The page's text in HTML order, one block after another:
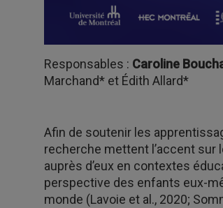
Responsables : Caroline
Marchand* et Édith Allard*
Afin de soutenir les
recherche mettent l’accent sur
auprès d’eux en contextes
perspective des enfants eux-
monde (Lavoie et al., 2020;